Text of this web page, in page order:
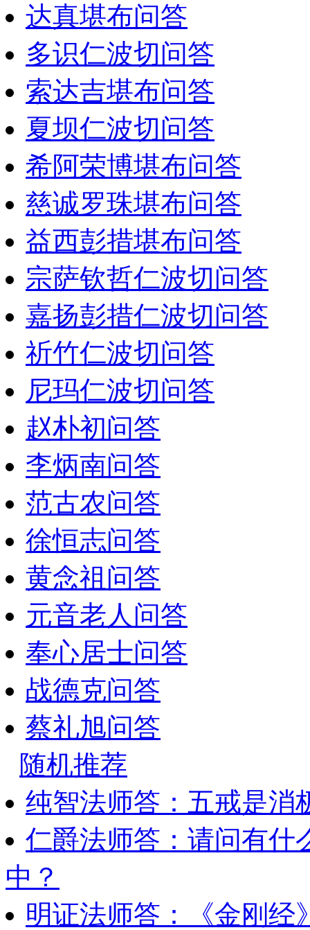
达真堪布问答
多识仁波切问答
索达吉堪布问答
夏坝仁波切问答
希阿荣博堪布问答
慈诚罗珠堪布问答
益西彭措堪布问答
宗萨钦哲仁波切问答
嘉扬彭措仁波切问答
祈竹仁波切问答
尼玛仁波切问答
赵朴初问答
李炳南问答
范古农问答
徐恒志问答
黄念祖问答
元音老人问答
奉心居士问答
战德克问答
蔡礼旭问答
随机推荐
纯智法师答：五戒是消
仁爵法师答：请问有什
中？
明证法师答：《金刚经